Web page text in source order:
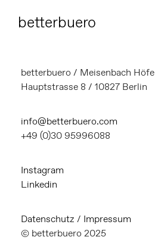
betterbuero
betterbuero / Meisenbach Höfe
Hauptstrasse 8 / 10827 Berlin
info@betterbuero.com
+49 (0)30 95996088
Instagram
Linkedin
Datenschutz / Impressum
© betterbuero 2025